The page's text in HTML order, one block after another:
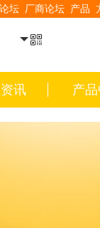
论坛 厂商论坛 产品
讯 产